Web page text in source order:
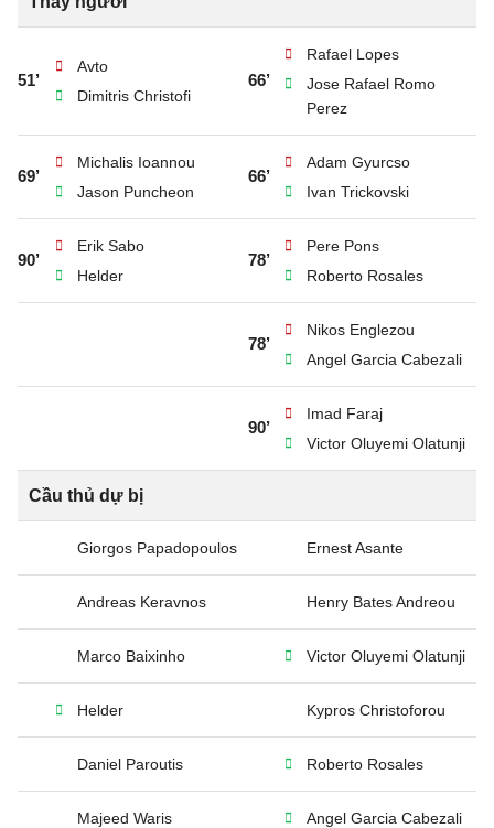
51’
Avto
Dimitris Christofi
66’
Rafael Lopes
Jose Rafael Romo
Perez
69’
Michalis Ioannou
Jason Puncheon
66’
Adam Gyurcso
Ivan Trickovski
90’
Erik Sabo
Helder
78’
Pere Pons
Roberto Rosales
78’
Nikos Englezou
Angel Garcia Cabezali
90’
Imad Faraj
Victor Oluyemi Olatunji
Cầu thủ dự bị
Giorgos Papadopoulos Ernest Asante
Andreas Keravnos Henry Bates Andreou
Marco Baixinho Victor Oluyemi Olatunji
Helder Kypros Christoforou
Daniel Paroutis Roberto Rosales
Majeed Waris Angel Garcia Cabezali